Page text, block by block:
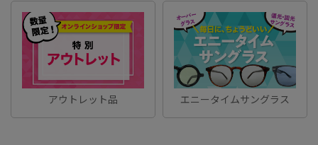
アウトレット品 エニータイムサングラス